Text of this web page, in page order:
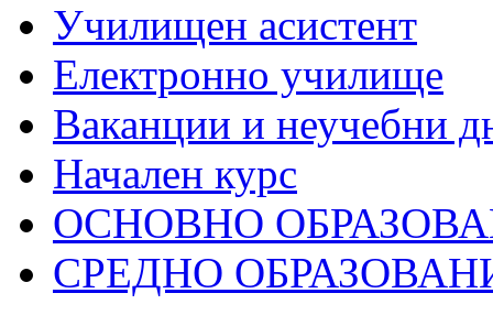
Училищен асистент
Електронно училище
Ваканции и неучебни
Начален курс
ОСНОВНО
СРЕДНО